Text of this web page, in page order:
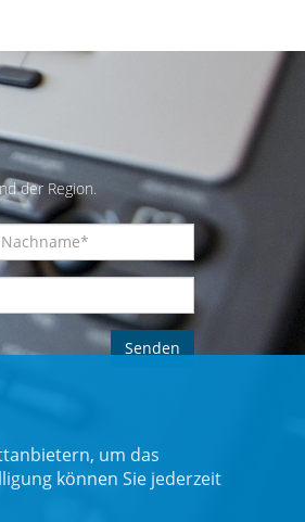
der Region.
um das
können Sie jederzeit